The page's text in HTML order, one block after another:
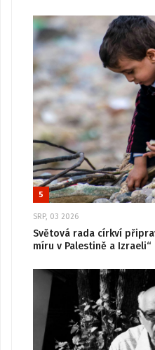
5
SRP, 03 2026
Světová rada církví
míru v Palestině a Izraeli“